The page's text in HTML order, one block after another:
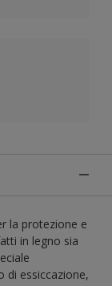
la protezione e
in legno sia
di essiccazione,